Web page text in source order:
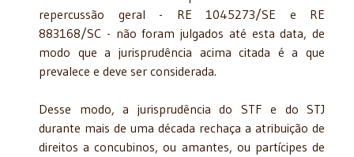
repercussão geral - RE 1045273/SE e RE
883168/SC - não foram julgados até esta data, de
modo que a jurisprudência acima citada é a que
prevalece e deve ser considerada.
Desse modo, a jurisprudência do STF e do STJ
durante mais de uma década rechaça a atribuição de
direitos a concubinos, ou amantes, ou partícipes de